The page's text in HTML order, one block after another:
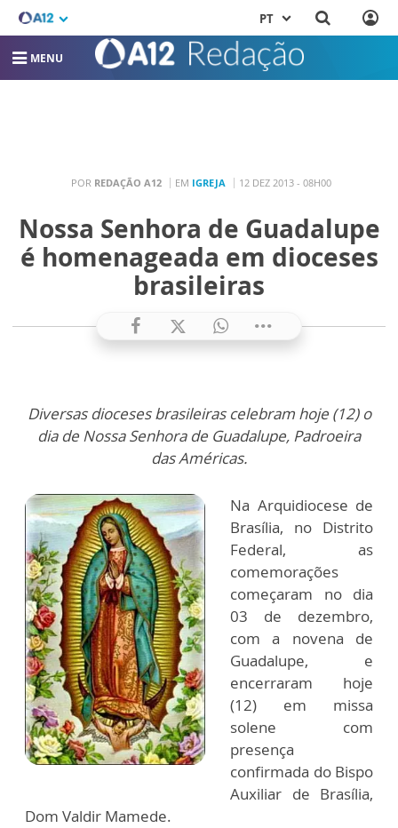
PT
MENU
POR REDAÇÃO A12 EM IGREJA 12 DEZ 2013 - 08H00
Nossa Senhora de Guadalupe
é homenageada em dioceses
brasileiras
Diversas dioceses brasileiras celebram hoje (12) o
dia de Nossa Senhora de Guadalupe, Padroeira
das Américas.
Na Arquidiocese de
Brasília, no Distrito
Federal, as
comemorações
começaram no dia
03 de dezembro,
com a novena de
Guadalupe, e
encerraram hoje
(12) em missa
solene com
presença
confirmada do Bispo
Auxiliar de Brasília,
Dom Valdir Mamede.